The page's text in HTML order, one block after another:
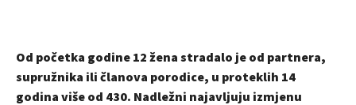
Od početka godine 12 žena stradalo je od partnera,
supružnika ili članova porodice, u proteklih 14
godina više od 430. Nadležni najavljuju izmjenu